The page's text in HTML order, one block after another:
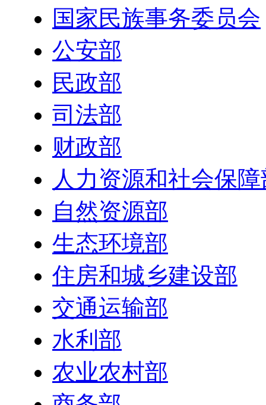
国家民族事务委员会
公安部
民政部
司法部
财政部
人力资源和社会保
自然资源部
生态环境部
住房和城乡建设部
交通运输部
水利部
农业农村部